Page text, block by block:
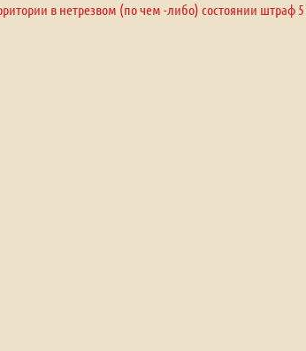
в нетрезвом (по чем -либо) состоянии штраф